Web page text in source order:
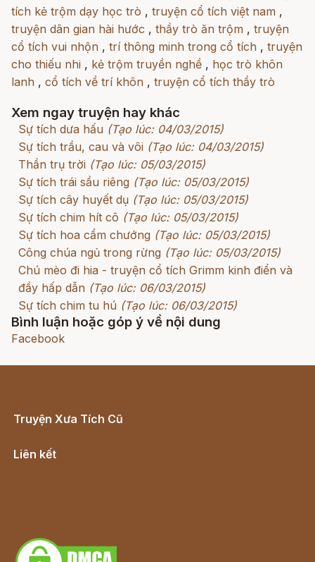
tích kẻ trộm dạy học trò , truyện cổ tích việt nam ,
truyện dân gian hài hước , thầy trò ăn trộm , truyện
cổ tích vui nhộn , trí thông minh trong cổ tích , truyện
cho thiếu nhi , kẻ trộm truyền nghề , học trò khôn
lanh , cổ tích về trí khôn , truyện cổ tích thầy trò
Xem ngay truyện hay khác
Sự tích dưa hấu (Tạo lúc: 04/03/2015)
Sự tích trầu, cau và vôi (Tạo lúc: 04/03/2015)
Thần trụ trời (Tạo lúc: 05/03/2015)
Sự tích trái sầu riêng (Tạo lúc: 05/03/2015)
Sự tích cây huyết dụ (Tạo lúc: 05/03/2015)
Sự tích chim hít cô (Tạo lúc: 05/03/2015)
Sự tích hoa cẩm chướng (Tạo lúc: 05/03/2015)
Công chúa ngủ trong rừng (Tạo lúc: 05/03/2015)
Chú mèo đi hia - truyện cổ tích Grimm kinh điển và
đầy hấp dẫn (Tạo lúc: 06/03/2015)
Sự tích chim tu hú (Tạo lúc: 06/03/2015)
Bình luận hoặc góp ý về nội dung
Facebook
Truyện Xưa Tích Cũ
Liên kết